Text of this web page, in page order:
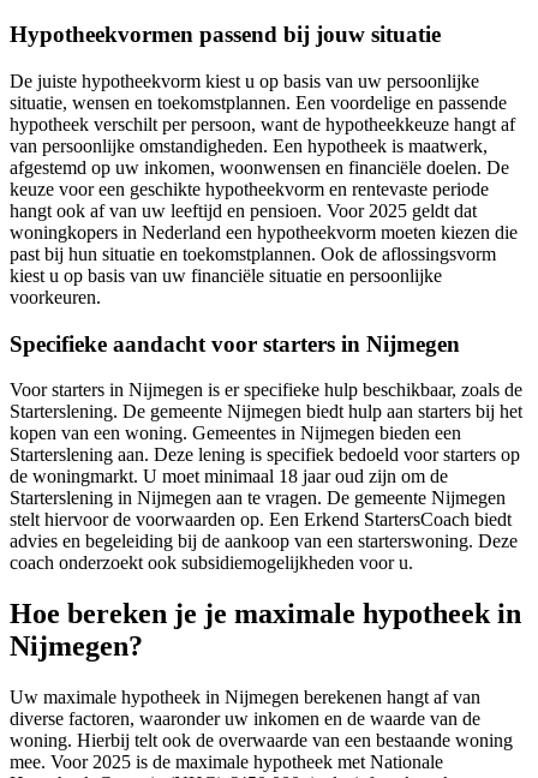
Hypotheekvormen passend bij jouw situatie
De juiste hypotheekvorm kiest u op basis van uw persoonlijke
situatie, wensen en toekomstplannen. Een voordelige en passende
hypotheek verschilt per persoon, want de hypotheekkeuze hangt af
van persoonlijke omstandigheden. Een hypotheek is maatwerk,
afgestemd op uw inkomen, woonwensen en financiële doelen. De
keuze voor een geschikte hypotheekvorm en rentevaste periode
hangt ook af van uw leeftijd en pensioen. Voor 2025 geldt dat
woningkopers in Nederland een hypotheekvorm moeten kiezen die
past bij hun situatie en toekomstplannen. Ook de aflossingsvorm
kiest u op basis van uw financiële situatie en persoonlijke
voorkeuren.
Specifieke aandacht voor starters in Nijmegen
Voor starters in Nijmegen is er specifieke hulp beschikbaar, zoals de
Starterslening. De gemeente Nijmegen biedt hulp aan starters bij het
kopen van een woning. Gemeentes in Nijmegen bieden een
Starterslening aan. Deze lening is specifiek bedoeld voor starters op
de woningmarkt. U moet minimaal 18 jaar oud zijn om de
Starterslening in Nijmegen aan te vragen. De gemeente Nijmegen
stelt hiervoor de voorwaarden op. Een Erkend StartersCoach biedt
advies en begeleiding bij de aankoop van een starterswoning. Deze
coach onderzoekt ook subsidiemogelijkheden voor u.
Hoe bereken je je maximale hypotheek in
Nijmegen?
Uw maximale hypotheek in Nijmegen berekenen hangt af van
diverse factoren, waaronder uw inkomen en de waarde van de
woning. Hierbij telt ook de overwaarde van een bestaande woning
mee. Voor 2025 is de maximale hypotheek met Nationale